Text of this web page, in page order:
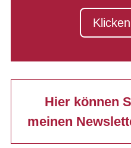
Hier können
meinen